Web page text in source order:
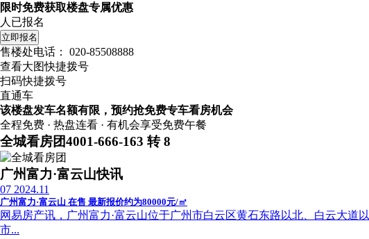
限时免费获取楼盘专属优惠
人已报名
立即报名
售楼处电话：
020-85508888
查看大图快捷拨号
扫码快捷拨号
直通车
该楼盘发车名额有限，预约抢免费专车看房机会
全程免费 · 热盘连看 · 有机会享受免费午餐
全城看房团4001-666-163 转 8
广州富力·富云山快讯
07 2024.11
广州富力·富云山 在售 最新报价约为80000元/㎡
网易房产讯，广州富力·富云山位于广州市白云区黄石东路以北、白云大道
市...